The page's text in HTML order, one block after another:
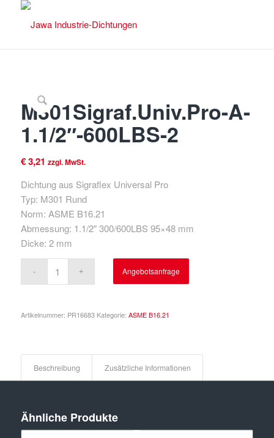
M301Sigraf.Univ.Pro-A-
1.1/2″-600LBS-2
€3,21 zzgl. MwSt.
Dichtung aus Sigraflex Universal Pro
Typ: M301 Rund
Norm: ASME B16.21
Abmessung: 1.1/2″ 300/600LBS 95×48 mm
Dicke: 2 mm
Angebotsanfrage
Artikelnummer: PR16683 Kategorie: ASME B16.21
Beschreibung Zusätzliche Informationen
Ähnliche Produkte